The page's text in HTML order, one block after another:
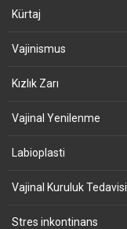
Kürtaj
Vajinismus
Kızlık Zarı
Vajinal Yenilenme
Labioplasti
Vajinal Kuruluk Tedavisi
Stres inkontinans